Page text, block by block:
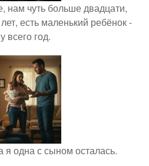
чуть больше двадцати,
есть маленький ребёнок -
всего год.
одна с сыном осталась.